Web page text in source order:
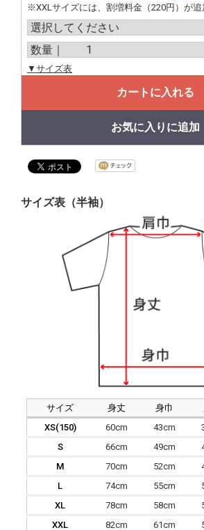
※XXLサイズには、割増料金（220円）が追
▼サイズ表
カートに入れる
お気に入りに追加
サイズ表（半袖）
サイズ 身丈 身巾
XS(150)
60cm 43cm
S
66cm 49cm
M
70cm 52cm
L
74cm 55cm
XL
78cm 58cm
XXL
82cm 61cm